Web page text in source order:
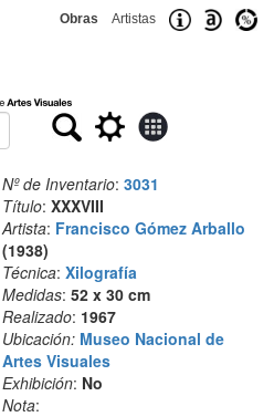
Obras Artistas
Nº de Inventario: 3031
Título: XXXVIII
Artista: Francisco Gómez Arballo
(1938)
Técnica: Xilografía
Medidas: 52 x 30 cm
Realizado: 1967
Ubicación: Museo Nacional de
Artes Visuales
Exhibición: No
Nota: